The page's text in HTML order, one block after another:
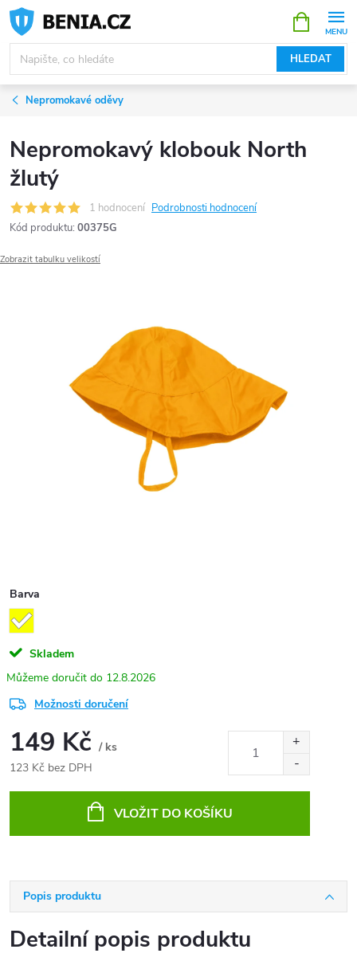
Přejít
obsah
HLEDAT
NÁKUPNÍ
KOŠÍK
Nepromokavé oděvy
Nepromokavý klobouk North
žlutý
1 hodnocení Podrobnosti hodnocení
Kód produktu: 00375G
Zobrazit tabulku velikostí
Barva
Skladem
12.8.2026
Možnosti doručení
149 Kč / ks
123 Kč bez DPH
VLOŽIT DO KOŠÍKU
Popis produktu
Detailní popis produktu